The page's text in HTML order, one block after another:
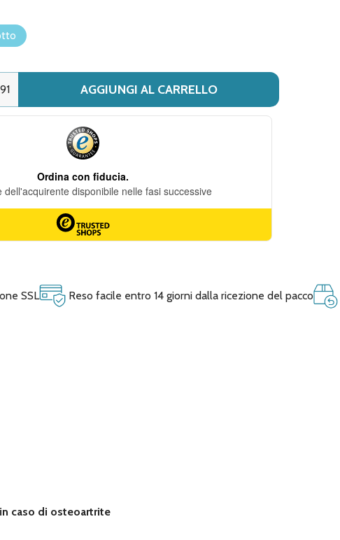
DI FLEXADIN - ADVANCED TAVOLETTE APPETIBILI PER CANI
DI FLEXADIN - ADVANCED TAVOLETTE APPETIBILI
AGGIUNGI AL CARRELLO
SSL Reso facile entro 14 giorni dalla ricezione del pacco
caso di osteoartrite